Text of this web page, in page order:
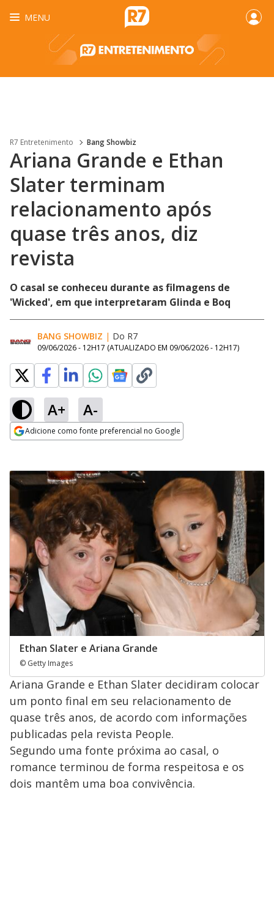
MENU
R7 Entretenimento Bang Showbiz
Ariana Grande e Ethan
Slater terminam
relacionamento após
quase três anos, diz
revista
O casal se conheceu durante as filmagens de
'Wicked', em que interpretaram Glinda e Boq
BANG SHOWBIZ | Do R7
09/06/2026 - 12H17 (ATUALIZADO EM 09/06/2026 - 12H17)
A+ A-
Adicione como fonte preferencial no Google
Ethan Slater e Ariana Grande
© Getty Images
Ariana Grande e Ethan Slater decidiram colocar
um ponto final em seu relacionamento de
quase três anos, de acordo com informações
publicadas pela revista People.
Segundo uma fonte próxima ao casal, o
romance terminou de forma respeitosa e os
dois mantêm uma boa convivência.